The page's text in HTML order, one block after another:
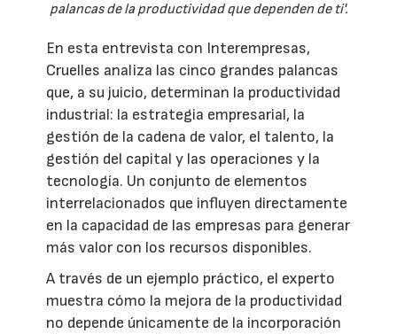
palancas de la productividad que dependen de ti'.
En esta entrevista con Interempresas,
Cruelles analiza las cinco grandes palancas
que, a su juicio, determinan la productividad
industrial: la estrategia empresarial, la
gestión de la cadena de valor, el talento, la
gestión del capital y las operaciones y la
tecnología. Un conjunto de elementos
interrelacionados que influyen directamente
en la capacidad de las empresas para generar
más valor con los recursos disponibles.
A través de un ejemplo práctico, el experto
muestra cómo la mejora de la productividad
no depende únicamente de la incorporación